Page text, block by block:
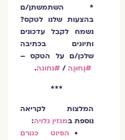
* השתמשתן/ם
בהצעות שלנו לטקס?
נשמח לקבל עדכונים
ותיוגים בכתיבה
שלכן/ם על הטקס –
#נָחוּגָה/#נחוגה.
***
המלצות לקריאה
נוספת ב מגזין גלויה:
הפיוט כגורם